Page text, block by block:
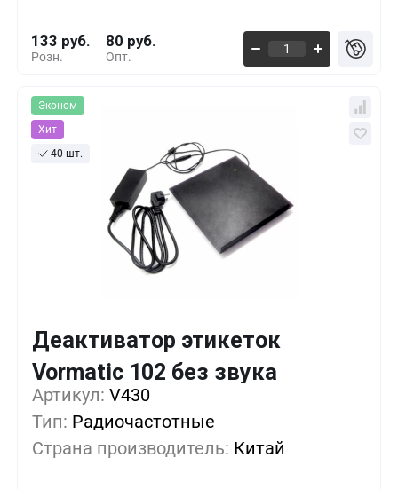
Розн.
133 руб.
Опт.
80 руб.
Эконом
Хит
40 шт.
Деактиватор этикеток
Vormatic 102 без звука
Артикул: V430
Тип: Радиочастотные
Страна производитель: Китай
1+ 0%
5+ -9%
10+ -25%